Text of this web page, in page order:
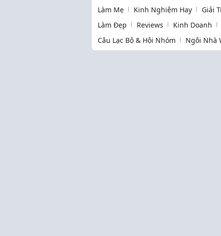
Làm Mẹ Kinh Nghiệm Hay Giải
Làm Đẹp
Reviews Kinh Doanh
Câu Lạc Bộ & Hội Nhóm
Ngôi Nhà